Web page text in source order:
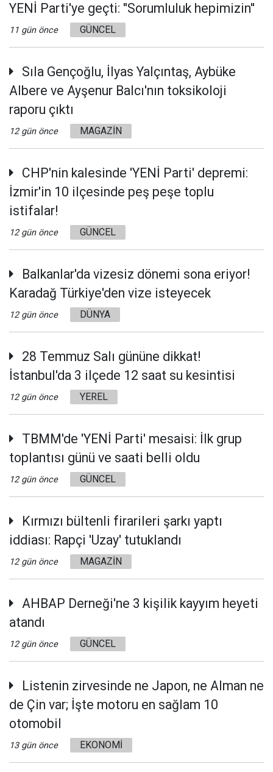
YENİ Parti'ye geçti: ''Sorumluluk hepimizin''
11 gün önce GÜNCEL
Sıla Gençoğlu, İlyas Yalçıntaş, Aybüke
Albere ve Ayşenur Balcı'nın toksikoloji
raporu çıktı
12 gün önce MAGAZİN
CHP'nin kalesinde 'YENİ Parti' depremi:
İzmir'in 10 ilçesinde peş peşe toplu
istifalar!
12 gün önce GÜNCEL
Balkanlar'da vizesiz dönemi sona eriyor!
Karadağ Türkiye'den vize isteyecek
12 gün önce DÜNYA
28 Temmuz Salı gününe dikkat!
İstanbul'da 3 ilçede 12 saat su kesintisi
12 gün önce YEREL
TBMM'de 'YENİ Parti' mesaisi: İlk grup
toplantısı günü ve saati belli oldu
12 gün önce GÜNCEL
Kırmızı bültenli firarileri şarkı yaptı
iddiası: Rapçi 'Uzay' tutuklandı
12 gün önce MAGAZİN
AHBAP Derneği'ne 3 kişilik kayyım heyeti
atandı
12 gün önce GÜNCEL
Listenin zirvesinde ne Japon, ne Alman ne
de Çin var; İşte motoru en sağlam 10
otomobil
13 gün önce EKONOMİ